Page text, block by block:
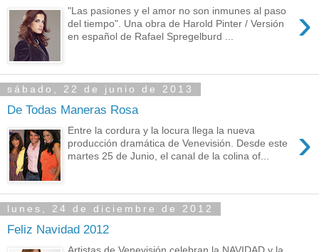
›
"Las pasiones y el amor no son inmunes al paso
del tiempo". Una obra de Harold Pinter / Versión
en español de Rafael Spregelburd ...
sábado, 22 de junio de 2013
De Todas Maneras Rosa
›
Entre la cordura y la locura llega la nueva
producción dramática de Venevisión. Desde este
martes 25 de Junio, el canal de la colina of...
lunes, 24 de diciembre de 2012
Feliz Navidad 2012
Artistas de Venevisión celebran la NAVIDAD y la